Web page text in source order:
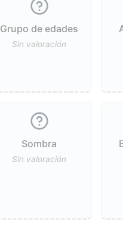
Grupo de edades
Sin valoración
Sombra
Sin valoración